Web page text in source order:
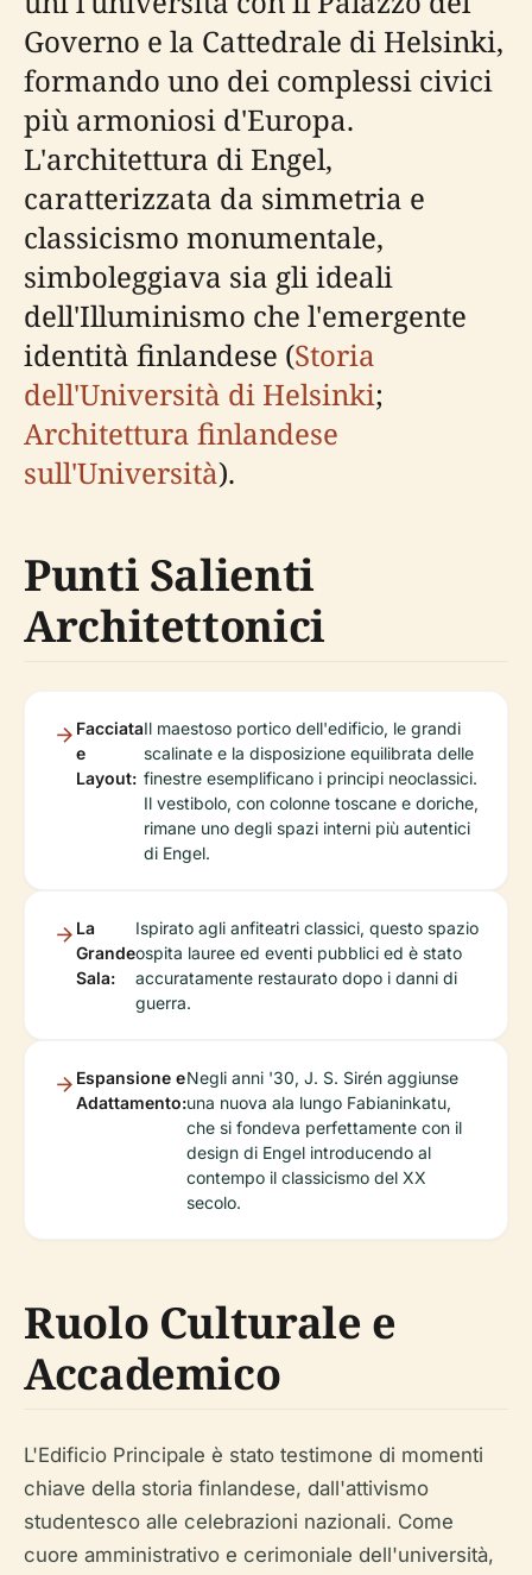
Governo e la Cattedrale di Helsinki,
formando uno dei complessi civici
più armoniosi d'Europa.
L'architettura di Engel,
caratterizzata da simmetria e
classicismo monumentale,
simboleggiava sia gli ideali
dell'Illuminismo che l'emergente
identità finlandese (Storia
dell'Università di Helsinki;
Architettura finlandese
sull'Università).
Punti Salienti
Architettonici
Facciata
e
Layout:
Il maestoso portico dell'edificio, le grandi
scalinate e la disposizione equilibrata delle
finestre esemplificano i principi neoclassici.
Il vestibolo, con colonne toscane e doriche,
rimane uno degli spazi interni più autentici
di Engel.
La
Grande
Sala:
Ispirato agli anfiteatri classici, questo spazio
ospita lauree ed eventi pubblici ed è stato
accuratamente restaurato dopo i danni di
guerra.
Espansione e
Adattamento:
Negli anni '30, J. S. Sirén aggiunse
una nuova ala lungo Fabianinkatu,
che si fondeva perfettamente con il
design di Engel introducendo al
contempo il classicismo del XX
secolo.
Ruolo Culturale e
Accademico
L'Edificio Principale è stato testimone di momenti
chiave della storia finlandese, dall'attivismo
studentesco alle celebrazioni nazionali. Come
cuore amministrativo e cerimoniale dell'università,